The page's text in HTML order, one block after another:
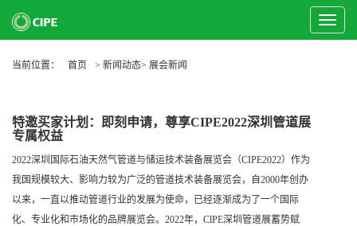
Toggle
当前位置：
首页 > 新闻动态> 展会新闻
特邀买家计划：即刻申请，尊享CIPE2022深圳管道展
专属权益
2022深圳国际石油天然气管道与储运技术装备展览会（CIPE2022）作为
我国规模较大、影响力较为广泛的管道技术装备展览会，自2000年创办
以来，一直以推动管道行业的发展为使命，已经逐渐成为了一个国际
化、专业化和市场化的品牌展览会。2022年，ClPE深圳管道展蓄势赋